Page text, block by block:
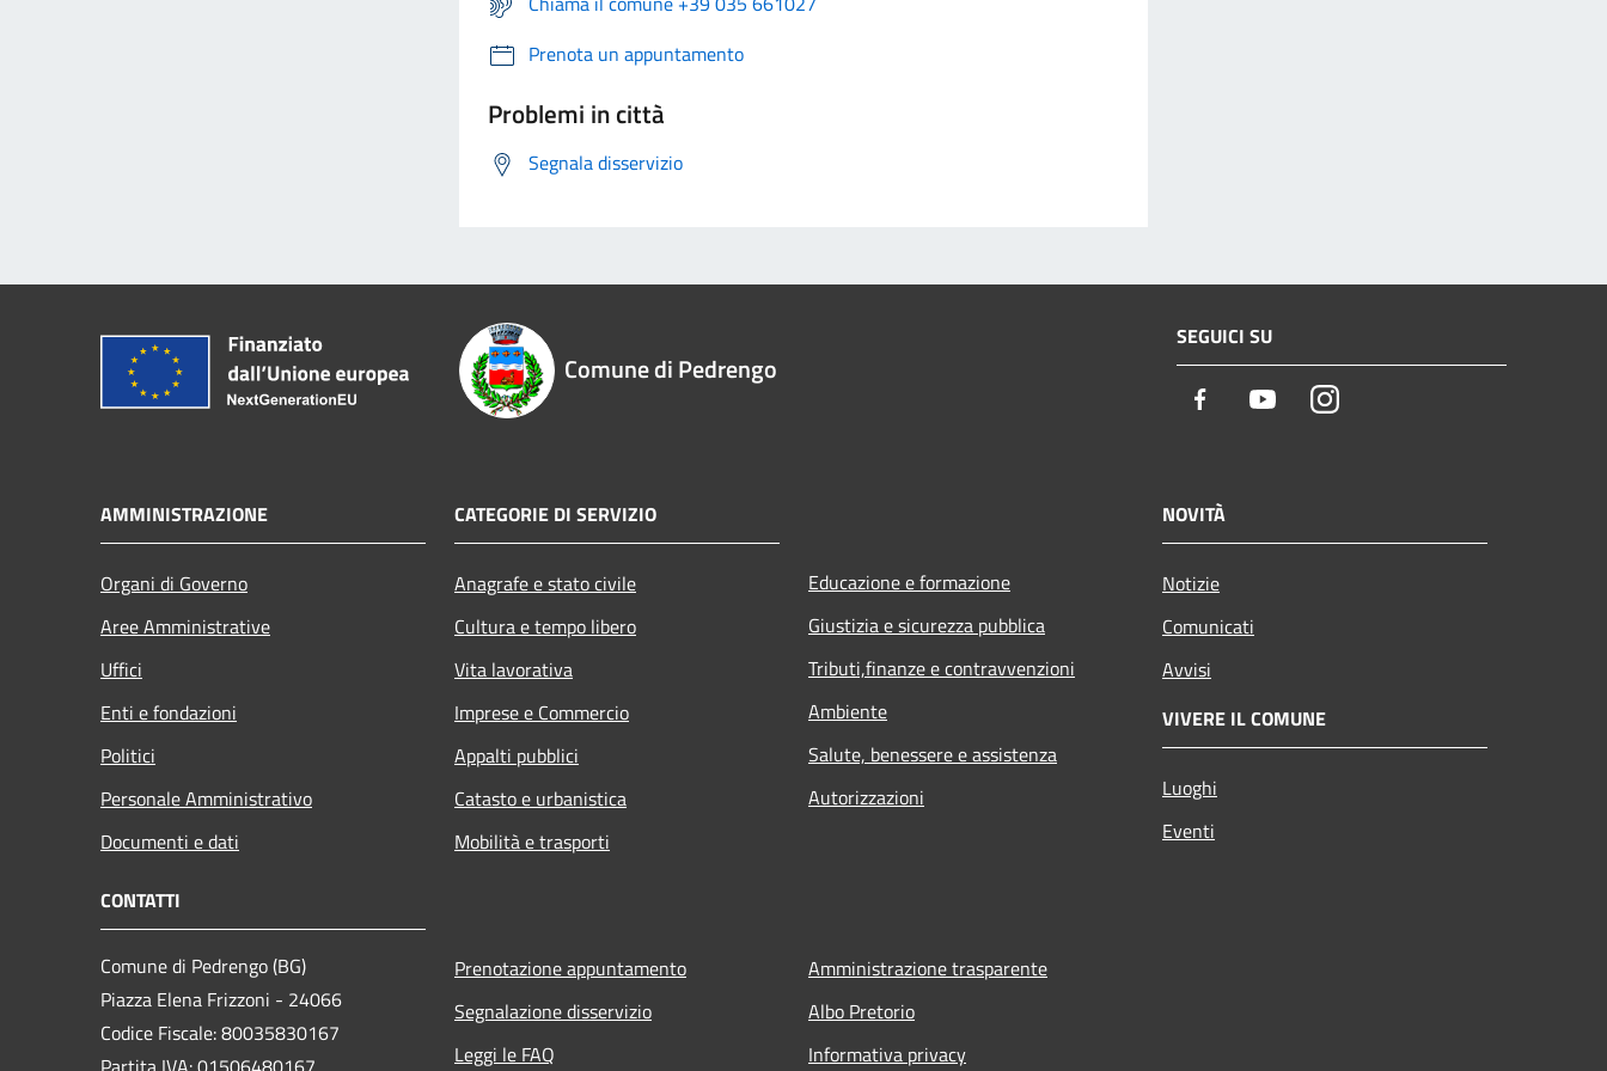
Prenota un appuntamento
Problemi in città
Segnala disservizio
Comune di Pedrengo
SEGUICI SU
Facebook YoutubeInstagram
AMMINISTRAZIONE
Organi di Governo
Aree Amministrative
Uffici
Enti e fondazioni
Politici
Personale Amministrativo
Documenti e dati
CATEGORIE DI SERVIZIO
Anagrafe e stato civile
Cultura e tempo libero
Vita lavorativa
Imprese e Commercio
Appalti pubblici
Catasto e urbanistica
Mobilità e trasporti
Educazione e formazione
Giustizia e sicurezza pubblica
Tributi,finanze e contravvenzioni
Ambiente
Salute, benessere e assistenza
Autorizzazioni
NOVITÀ
Notizie
Comunicati
Avvisi
VIVERE IL COMUNE
Luoghi
Eventi
CONTATTI
Comune di Pedrengo (BG)
Piazza Elena Frizzoni - 24066
Codice Fiscale: 80035830167
Prenotazione appuntamento
Segnalazione disservizio
Leggi le FAQ
Amministrazione trasparente
Albo Pretorio
Informativa privacy